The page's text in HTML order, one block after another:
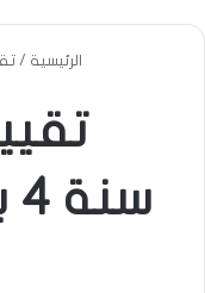
الرئيسية /